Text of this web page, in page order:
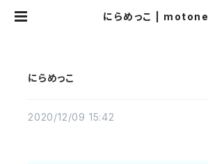
にらめっこ | motone
にらめっこ
2020/12/09 15:42